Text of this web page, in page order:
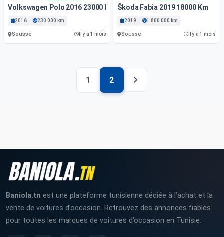
Volkswagen Polo 2016 23000 Km
2016 230 000 km
Sousse Il y a 1 mois
Škoda Fabia 2019 18000 Km
2019 1 800 000 km
Sousse Il y a 1 mois
1 2
Baniola.tn est une plateforme tunisienne dédiée à l’achat et la
vente de voitures d’occasion. Retrouvez des annonces fiables
pour toutes les marques de voitures d’occasion en Tunisie.